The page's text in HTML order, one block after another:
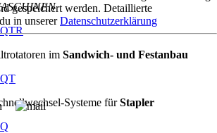
im Sandwich- und Festanbau
Systeme fürStapler
gespeichert werden. Detaillierte
in unsererDatenschutzerklärung